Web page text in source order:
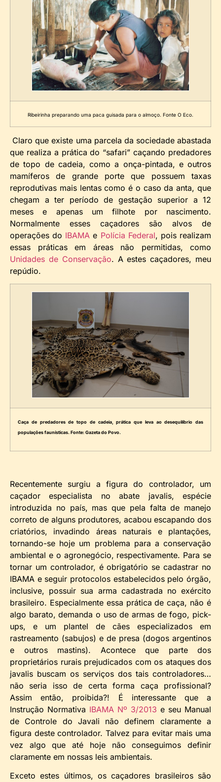
Ribeirinha preparando uma paca guisada para o almoço. Fonte O Eco.
Claro que existe uma parcela da sociedade abastada
que realiza a prática do “safari” caçando predadores
de topo de cadeia, como a onça-pintada, e outros
mamíferos de grande porte que possuem taxas
reprodutivas mais lentas como é o caso da anta, que
chegam a ter período de gestação superior a 12
meses e apenas um filhote por nascimento.
Normalmente esses caçadores são alvos de
operações do IBAMA e Polícia Federal, pois realizam
essas práticas em áreas não permitidas, como
Unidades de Conservação. A estes caçadores, meu
repúdio.
Caça de predadores de topo de cadeia, prática que leva ao desequilíbrio das
populações faunísticas. Fonte: Gazeta do Povo.
Recentemente surgiu a figura do controlador, um
caçador especialista no abate javalis, espécie
introduzida no país, mas que pela falta de manejo
correto de alguns produtores, acabou escapando dos
criatórios, invadindo áreas naturais e plantações,
tornando-se hoje um problema para a conservação
ambiental e o agronegócio, respectivamente. Para se
tornar um controlador, é obrigatório se cadastrar no
IBAMA e seguir protocolos estabelecidos pelo órgão,
inclusive, possuir sua arma cadastrada no exército
brasileiro. Especialmente essa prática de caça, não é
algo barato, demanda o uso de armas de fogo, pick-
ups, e um plantel de cães especializados em
rastreamento (sabujos) e de presa (dogos argentinos
e outros mastins). Acontece que parte dos
proprietários rurais prejudicados com os ataques dos
javalis buscam os serviços dos tais controladores…
não seria isso de certa forma caça profissional?
Assim então, proibida?! É interessante que a
Instrução Normativa IBAMA Nº 3/2013 e seu Manual
de Controle do Javali não definem claramente a
figura deste controlador. Talvez para evitar mais uma
vez algo que até hoje não conseguimos definir
claramente em nossas leis ambientais.
Exceto estes últimos, os caçadores brasileiros são